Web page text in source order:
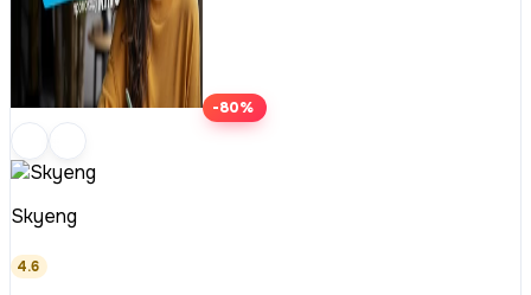
-80%
Skyeng
4.6